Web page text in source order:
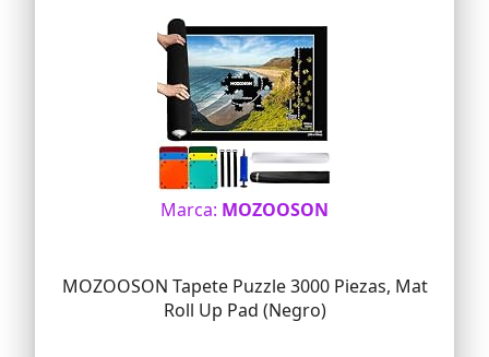
Marca: MOZOOSON
MOZOOSON Tapete Puzzle 3000 Piezas, Mat
Roll Up Pad (Negro)